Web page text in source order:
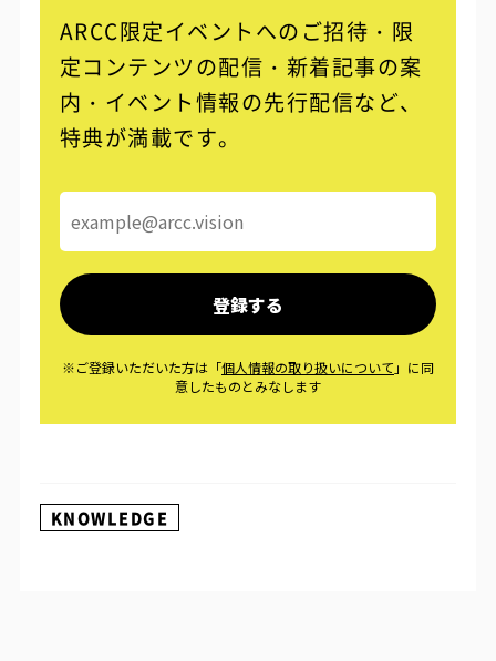
ARCC限定イベントへのご招待・限
定コンテンツの配信・ 新着記事の案
内・イベント情報の先行配信など、
特典が満載です。
KNOWLEDGE